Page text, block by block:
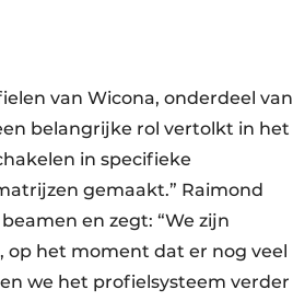
van Wicona, onderdeel van
belangrijke rol vertolkt in het
in specifieke
gemaakt.” Raimond
en zegt: “We zijn
op het moment dat er nog veel
we het profielsysteem verder